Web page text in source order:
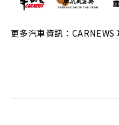
更多汽車資訊：CARNEWS